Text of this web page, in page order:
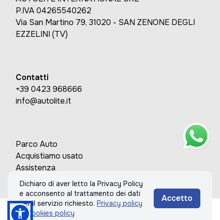
Chiama
P.IVA 04265540262
Via San Martino 79, 31020 - SAN ZENONE DEGLI
EZZELINI (TV)
Contatti
+39 0423 968666
info@autolite.it
Parco Auto
Acquistiamo usato
Assistenza
Contatti
Dichiaro di aver letto la Privacy Policy
e acconsento al trattamento dei dati
per il servizio richiesto. Privacy policy
& Cookies policy
Accetto